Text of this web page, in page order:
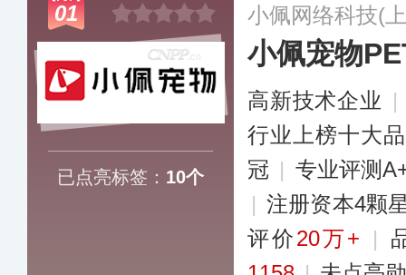
01
已点亮标签： 10个
小佩网络科技(
小佩宠物
高新技术企业 |
行业上榜十大
冠 | 专业评测
| 注册资本4颗
评价20万+ |